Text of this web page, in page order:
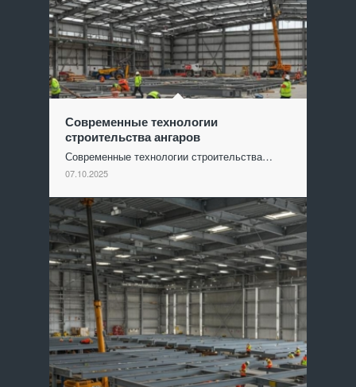
Современные технологии
строительства ангаров
Современные технологии строительства…
07.10.2025